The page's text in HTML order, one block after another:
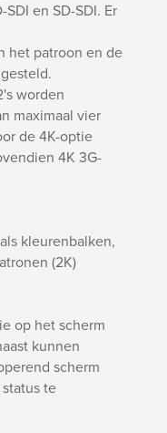
en SD-SDI. Er
het patroon en de
worden
maximaal vier
de 4K-optie
4K 3G-
kleurenbalken,
(2K)
op het scherm
kunnen
scherm
te